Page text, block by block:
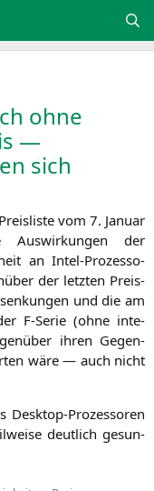
ohne
—
sich
vom 7. Janu­ar
der
an Intel-Pro­zes­so­
der letz­ten Preis­
und die am
F‑Serie (ohne inte­
ihren Gegen­
wäre — auch nicht
Pro­zes­so­ren
deut­lich gesun­